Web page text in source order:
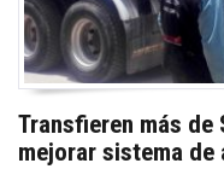
Transfieren más de
mejorar sistema de